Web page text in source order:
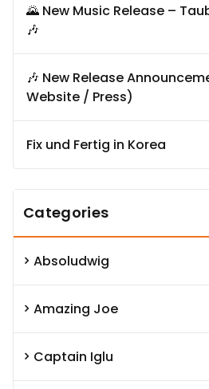
🌄 New Music Release –
🎶
🎶 New Release
Website / Press)
Fix und Fertig in Korea
Categories
Absoludwig
Amazing Joe
Captain Iglu